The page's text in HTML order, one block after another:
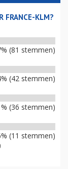
FRANCE-KLM?
(81 stemmen)
(42 stemmen)
(36 stemmen)
(11 stemmen)